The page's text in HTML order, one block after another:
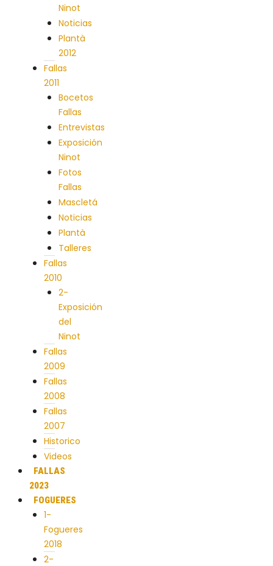
Ninot
Noticias
Plantà
2012
Fallas
2011
Bocetos
Fallas
Entrevistas
Exposición
Ninot
Fotos
Fallas
Mascletá
Noticias
Plantà
Talleres
Fallas
2010
2-
Exposición
del
Ninot
Fallas
2009
Fallas
2008
Fallas
2007
Historico
Videos
FALLAS
2023
FOGUERES
1-
Fogueres
2018
2-